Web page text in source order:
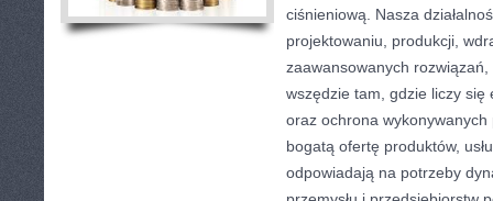
ciśnieniową. Nasza
projektowaniu, produkcji,
zaawansowanych
wszędzie tam, gdzie liczy się
oraz ochrona
bogatą ofertę produktów,
odpowiadają na potrzeby